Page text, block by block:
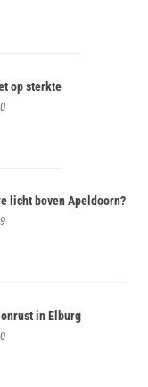
op sterkte
licht boven Apeldoorn?
in Elburg